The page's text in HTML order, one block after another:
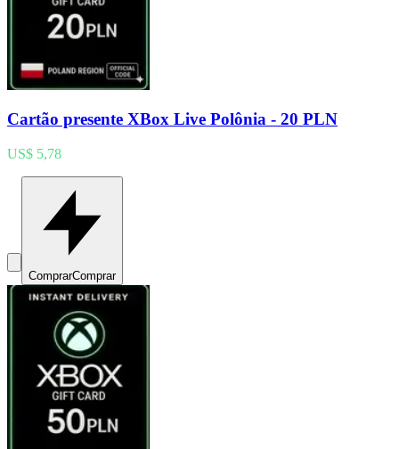
Cartão presente XBox Live Polônia - 20 PLN
US$ 5,78
ComprarComprar